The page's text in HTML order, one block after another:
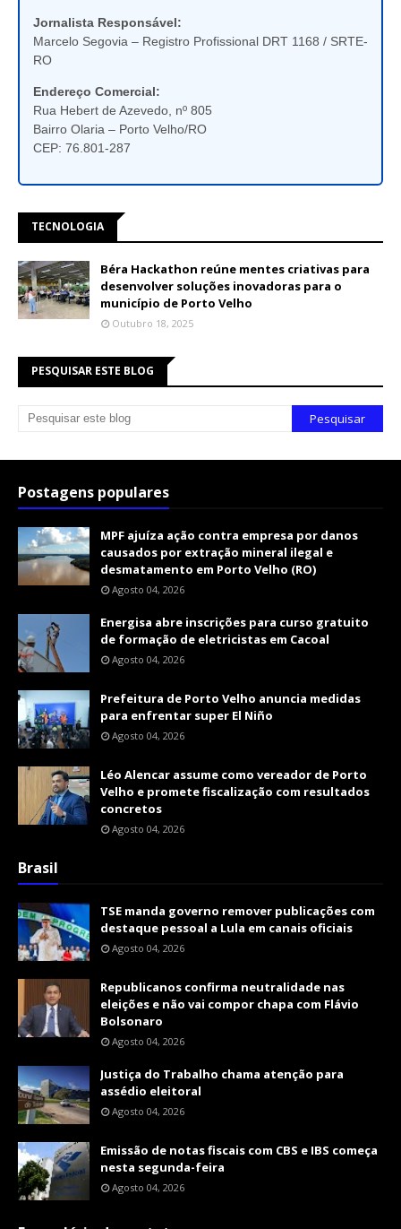
Jornalista Responsável:
Marcelo Segovia – Registro Profissional DRT 1168 / SRTE-
RO
Endereço Comercial:
Rua Hebert de Azevedo, nº 805
Bairro Olaria – Porto Velho/RO
CEP: 76.801-287
TECNOLOGIA
Béra Hackathon reúne mentes criativas para
desenvolver soluções inovadoras para o
município de Porto Velho
Outubro 18, 2025
PESQUISAR ESTE BLOG
Postagens populares
MPF ajuíza ação contra empresa por danos
causados por extração mineral ilegal e
desmatamento em Porto Velho (RO)
Agosto 04, 2026
Energisa abre inscrições para curso gratuito
de formação de eletricistas em Cacoal
Agosto 04, 2026
Prefeitura de Porto Velho anuncia medidas
para enfrentar super El Niño
Agosto 04, 2026
Léo Alencar assume como vereador de Porto
Velho e promete fiscalização com resultados
concretos
Agosto 04, 2026
Brasil
TSE manda governo remover publicações com
destaque pessoal a Lula em canais oficiais
Agosto 04, 2026
Republicanos confirma neutralidade nas
eleições e não vai compor chapa com Flávio
Bolsonaro
Agosto 04, 2026
Justiça do Trabalho chama atenção para
assédio eleitoral
Agosto 04, 2026
Emissão de notas fiscais com CBS e IBS começa
nesta segunda-feira
Agosto 04, 2026